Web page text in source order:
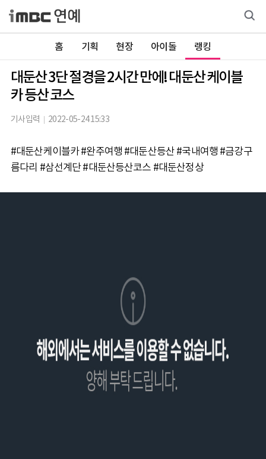
홈 기획 현장 아이돌 랭킹
대둔산 3단 절경을 2시간 만에! 대둔산 케이블
카 등산 코스
기사입력 2022-05-24 15:33
#대둔산케이블카 #완주여행 #대둔산등산 #국내여행 #금강구
름다리 #삼선계단 #대둔산등산코스 #대둔산정상